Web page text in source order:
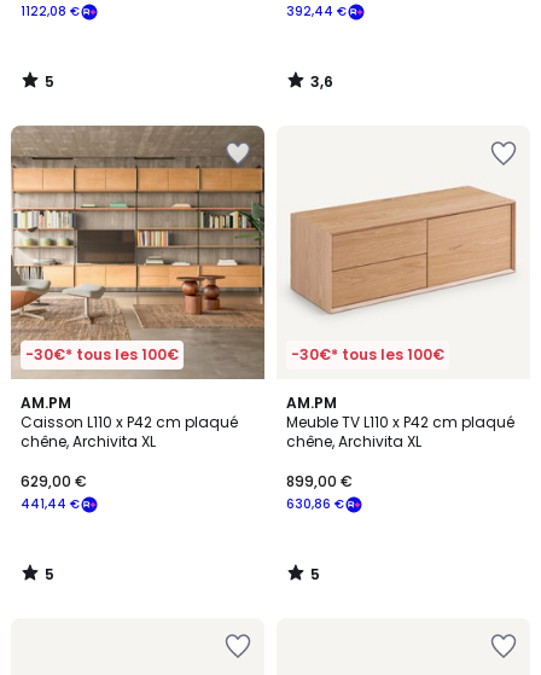
1122,08 €
5
/
392,44 €
3,6
/
-30€* tous les 100€
AM.PM
Caisson L110 x P42 cm plaqué
chêne, Archivita XL
441,44 €
629,00 €
5
/
5
5
/
-30€* tous les 100€
AM.PM
Meuble TV L110 x P42 cm plaqué
chêne, Archivita XL
630,86 €
899,00 €
5
/
5
5
/